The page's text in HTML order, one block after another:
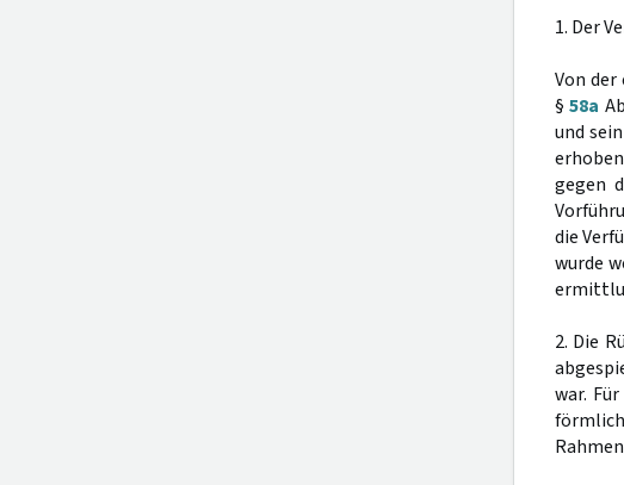
1. Der
Von
§58a
und
gegen
die
wurde
2. Die
war.